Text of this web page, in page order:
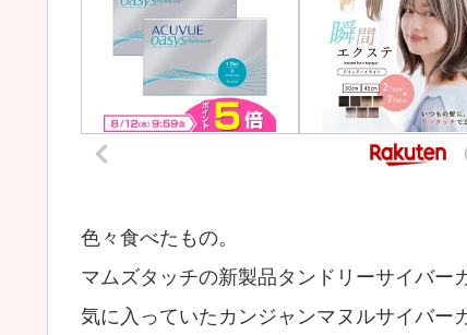
色々食べたもの。
マムズタッチの新製品タンドリーサイバー
気に入っていたカンジャンマヌルサイバー